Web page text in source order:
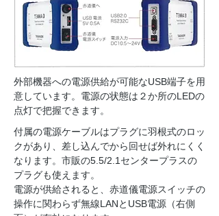
​外部機器への電源供給が可能なUSB端子を用
意しています。電源の状態は２か所のLEDの
点灯で把握できます。
付属の電源ケーブルはプラグに羽根式のロッ
クがあり、差し込んでから回せば外れにくく
なります。市販の5.5/2.1センタープラスの
プラグも使えます。
電源が供給されると、赤道儀電源スイッチの
操作に関わらず無線LANとUSB電源（右側